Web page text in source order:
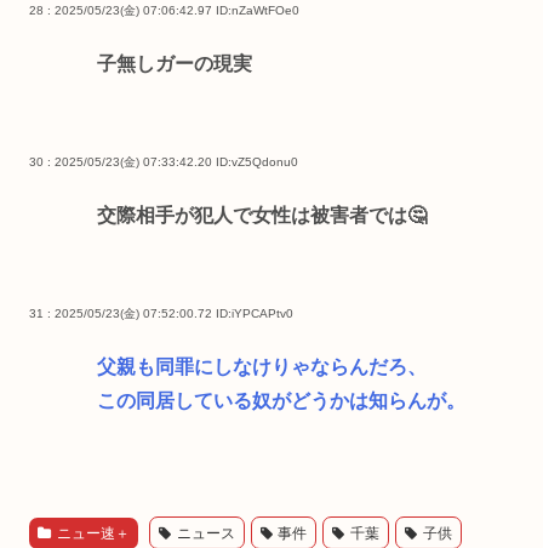
28 : 2025/05/23(金) 07:06:42.97 ID:nZaWtFOe0
子無しガーの現実
30 : 2025/05/23(金) 07:33:42.20 ID:vZ5Qdonu0
交際相手が犯人で女性は被害者では🤔
31 : 2025/05/23(金) 07:52:00.72 ID:iYPCAPtv0
父親も同罪にしなけりゃならんだろ、
この同居している奴がどうかは知らんが。
ニュー速＋ ニュース 事件 千葉 子供